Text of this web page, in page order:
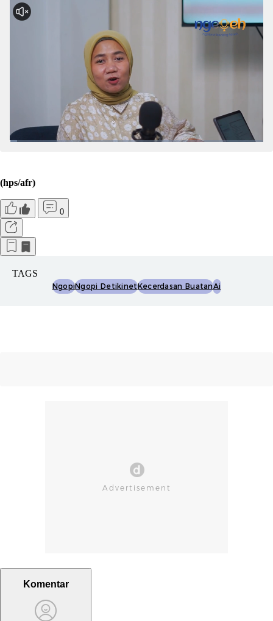
(hps/afr)
0
TAGS
NgopiNgopi DetikinetKecerdasan BuatanAi
Komentar